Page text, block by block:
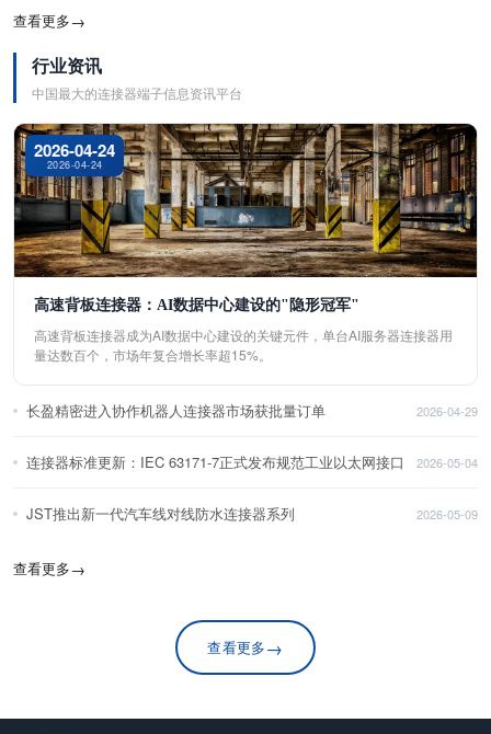
查看更多→
行业资讯
中国最大的连接器端子信息资讯平台
2026-04-24
2026-04-24
高速背板连接器：AI数据中心建设的"隐形冠军"
高速背板连接器成为AI数据中心建设的关键元件，单台AI服务器连接器用
量达数百个，市场年复合增长率超15%。
长盈精密进入协作机器人连接器市场获批量订单 2026-04-29
连接器标准更新：IEC 63171-7正式发布规范工业以太网接口 2026-05-04
JST推出新一代汽车线对线防水连接器系列 2026-05-09
查看更多→
查看更多→